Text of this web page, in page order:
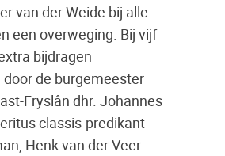
van der Weide bij alle
een overweging. Bij vijf
bijdragen
de burgemeester
Fryslân dhr. Johannes
classis-predikant
Henk van der Veer